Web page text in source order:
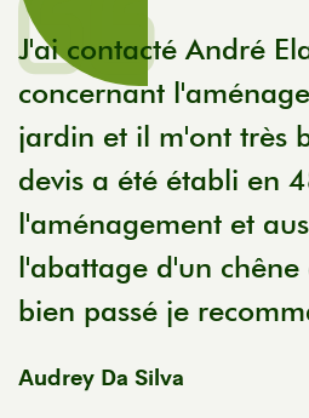
J'ai contacté André
concernant
jardin et il m'ont très
devis a été établi en
l'aménagement et
l'abattage d'un chêne
bien passé je
Audrey Da Silva